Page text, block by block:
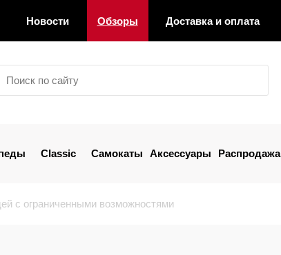
Новости Обзоры Доставка и оплата
Classic Самокаты Аксессуары Распродажа
с ограниченными возможностями